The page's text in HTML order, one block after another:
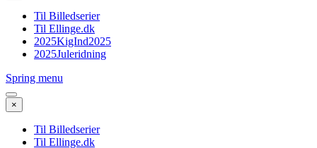
Til Billedserier
Til Ellinge.dk
2025KigInd2025
2025Juleridning
Spring menu
×
Til Billedserier
Til Ellinge.dk